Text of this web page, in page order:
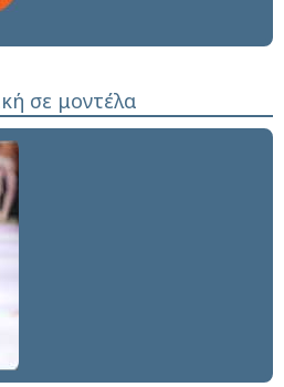
σε μοντέλα